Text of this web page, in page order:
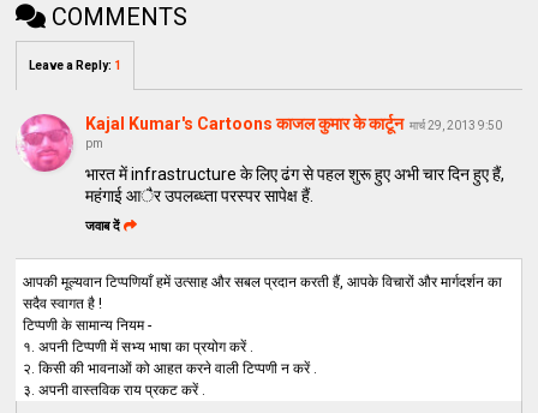
COMMENTS
Leave a Reply: 1
Kajal Kumar's Cartoons काजल कुमार के कार्टून मार्च 29, 2013 9:50
pm
भारत में infrastructure के लिए ढंग से पहल शुरू हुए अभी चार दिन हुए हैं,
महंगाई आैर उपलब्ध्ता परस्पर सापेक्ष हैं.
जवाब दें
आपकी मूल्यवान टिप्पणियाँ हमें उत्साह और सबल प्रदान करती हैं, आपके विचारों और मार्गदर्शन का
सदैव स्वागत है !
टिप्पणी के सामान्य नियम -
१. अपनी टिप्पणी में सभ्य भाषा का प्रयोग करें .
२. किसी की भावनाओं को आहत करने वाली टिप्पणी न करें .
३. अपनी वास्तविक राय प्रकट करें .